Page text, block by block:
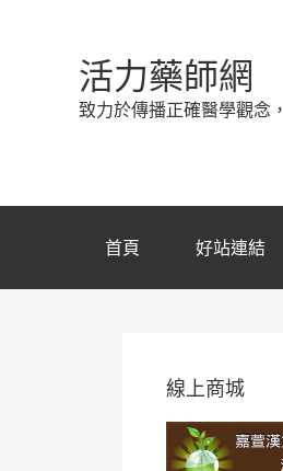
活力藥師網
致力於傳播正確醫學觀念
首頁 好站連結
線上商城